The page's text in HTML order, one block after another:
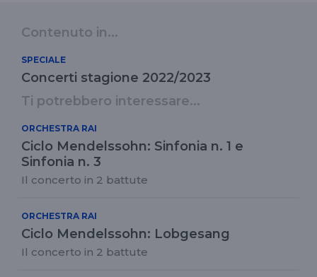
Contenuto in...
SPECIALE
Concerti stagione 2022/2023
Ti potrebbero interessare...
ORCHESTRA RAI
Ciclo Mendelssohn: Sinfonia n. 1 e
Sinfonia n. 3
Il concerto in 2 battute
ORCHESTRA RAI
Ciclo Mendelssohn: Lobgesang
Il concerto in 2 battute